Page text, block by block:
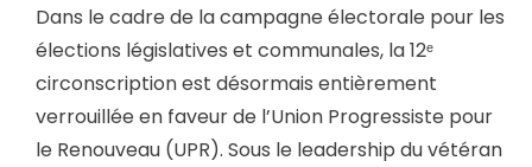
Dans le cadre de la campagne électorale pour les
élections législatives et communales, la 12ᵉ
circonscription est désormais entièrement
verrouillée en faveur de l’Union Progressiste pour
le Renouveau (UPR). Sous le leadership du vétéran